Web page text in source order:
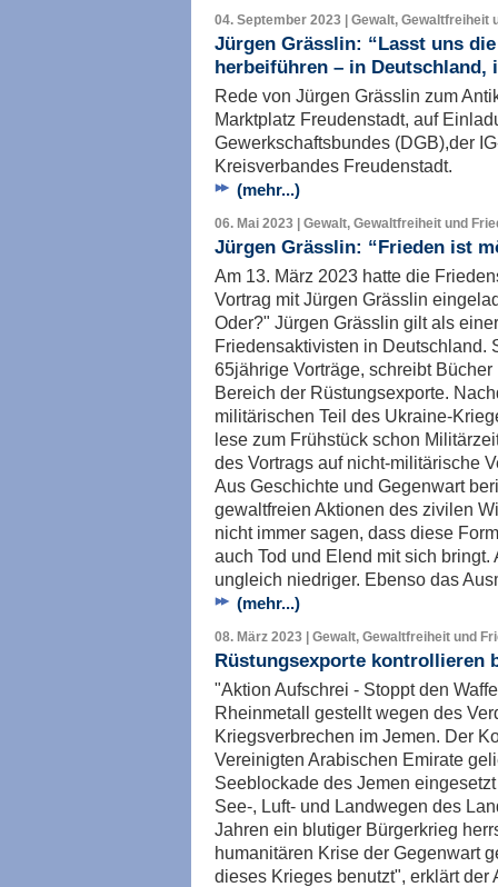
04. September 2023 | Gewalt, Gewaltfreiheit
Jürgen Grässlin: “Lasst uns
herbeiführen – in Deutschland,
Rede von Jürgen Grässlin zum
Marktplatz Freudenstadt, auf
Gewerkschaftsbundes (DGB),der
Kreisverbandes Freudenstadt.
(mehr...)
06. Mai 2023 | Gewalt, Gewaltfreiheit und
Jürgen Grässlin: “Frieden ist
Am 13. März 2023 hatte die
Vortrag mit Jürgen Grässlin
Oder?" Jürgen Grässlin gilt als
Friedensaktivisten in Deutschland.
65jährige Vorträge, schreibt
Bereich der Rüstungsexporte.
militärischen Teil des Ukraine-
lese zum Frühstück schon
des Vortrags auf nicht-militärische
Aus Geschichte und Gegenwart
gewaltfreien Aktionen des zivilen
nicht immer sagen, dass diese
auch Tod und Elend mit sich bringt.
ungleich niedriger. Ebenso das
(mehr...)
08. März 2023 | Gewalt, Gewaltfreiheit und
Rüstungsexporte kontrollieren
"Aktion Aufschrei - Stoppt den
Rheinmetall gestellt wegen des
Kriegsverbrechen im Jemen. Der
Vereinigten Arabischen Emirate
Seeblockade des Jemen
See-, Luft- und Landwegen des
Jahren ein blutiger Bürgerkrieg
humanitären Krise der Gegenwart
dieses Krieges benutzt", erklärt